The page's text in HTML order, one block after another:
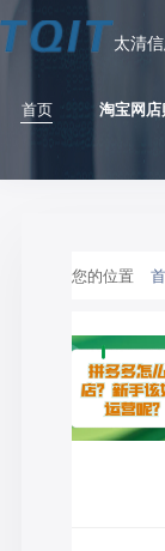
太清
首页 淘宝网
您的位置